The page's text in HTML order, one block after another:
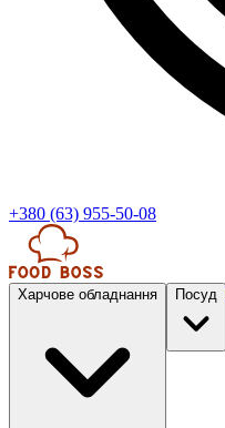
+380 (63) 955-50-08
Харчове обладнання Посуд